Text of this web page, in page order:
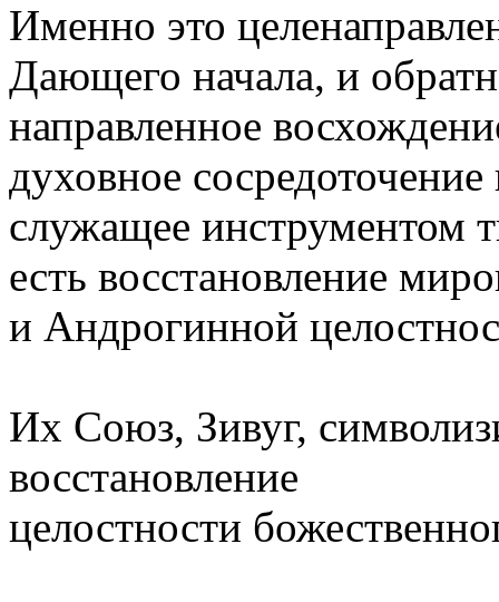
Именно это
Дающего начала, и
направленное
духовное
служащее инструментом
есть восстановление
и Андрогинной
Их Союз, Зивуг,
восстановление
целостности